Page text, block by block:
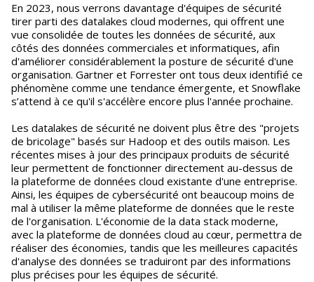
En 2023, nous verrons davantage d'équipes de sécurité
tirer parti des datalakes cloud modernes, qui offrent une
vue consolidée de toutes les données de sécurité, aux
côtés des données commerciales et informatiques, afin
d'améliorer considérablement la posture de sécurité d'une
organisation. Gartner et Forrester ont tous deux identifié ce
phénomène comme une tendance émergente, et Snowflake
s’attend à ce qu'il s'accélère encore plus l'année prochaine.
Les datalakes de sécurité ne doivent plus être des "projets
de bricolage" basés sur Hadoop et des outils maison. Les
récentes mises à jour des principaux produits de sécurité
leur permettent de fonctionner directement au-dessus de
la plateforme de données cloud existante d'une entreprise.
Ainsi, les équipes de cybersécurité ont beaucoup moins de
mal à utiliser la même plateforme de données que le reste
de l'organisation. L'économie de la data stack moderne,
avec la plateforme de données cloud au cœur, permettra de
réaliser des économies, tandis que les meilleures capacités
d'analyse des données se traduiront par des informations
plus précises pour les équipes de sécurité.